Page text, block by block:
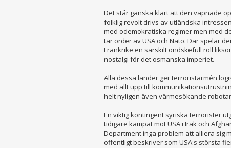
Det står ganska klart att den väpnade
folklig revolt drivs av utländska
med odemokratiska regimer men med
tar order av USA och Nato. Där spelar
Frankrike en särskilt ondskefull roll
nostalgi för det osmanska imperiet.
Alla dessa länder ger terroristarmén
med allt upp till
helt nyligen även värmesökande
En viktig kontingent syriska terrorister
tidigare kämpat mot USA i Irak och
Department inga problem att alliera sig
offentligt beskriver som USA:s största